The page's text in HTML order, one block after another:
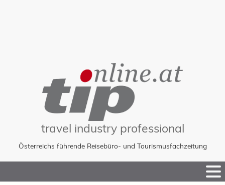
travel industry professional
Österreichs führende Reisebüro- und Tourismusfachzeitung
to